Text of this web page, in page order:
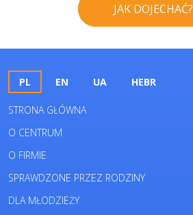
JAK DOJECHAĆ?
PL EN UA HEBR
STRONA GŁÓWNA
O CENTRUM
O FIRMIE
SPRAWDZONE PRZEZ RODZINY
DLA MŁODZIEŻY